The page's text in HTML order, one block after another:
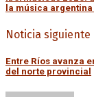
la música
Noticia siguiente
Entre Ríos avanza
del norte provincial